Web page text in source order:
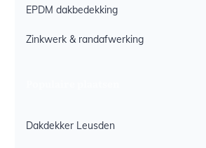
EPDM dakbedekking
Zinkwerk & randafwerking
Dakdekker Leusden